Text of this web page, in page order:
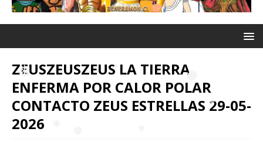
❅
❅
❅
❅ ❅
❅
❅
ZEUSZEUSZEUS LA TIERRA
ENFERMA POR CALOR POLAR
CONTACTO ZEUS ESTRELLAS 29-05-
2026